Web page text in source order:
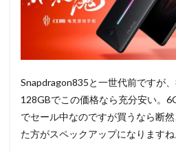
Snapdragon835と一世代前ですが
128GBでこの価格なら充分安い。
でセール中なのですが買うなら断
た方がスペックアップになりますね